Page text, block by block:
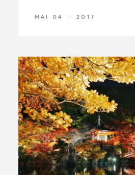
MAI 04 2017